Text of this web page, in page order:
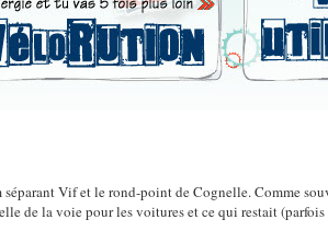
Vif et le rond-point de Cognelle. Comme
de la voie pour les voitures et ce qui restait (parfois